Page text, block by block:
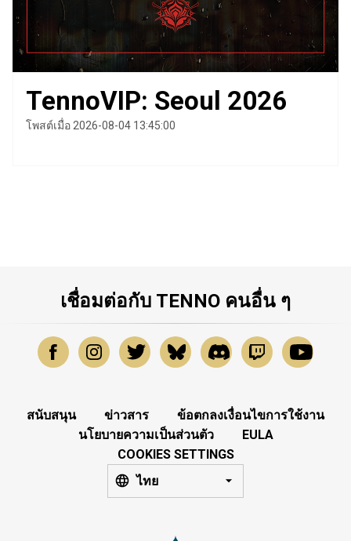
TennoVIP: Seoul 2026
โพสต์เมื่อ 2026-08-04 13:45:00
เชื่อมต่อกับ TENNO คนอื่น ๆ
สนับสนุน ข่าวสาร
ข้อตกลงเงื่อนไขการใช้งาน
นโยบายความเป็นส่วนตัว
EULA
COOKIES SETTINGS
ไทย